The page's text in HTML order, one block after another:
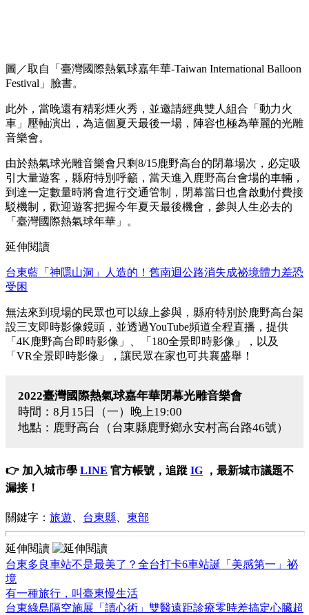
圖／取自「臺灣國際熱氣球嘉年華-Taiwan International Balloon
Festival」臉書。
此外，當晚還有精彩煙火秀，並邀請經典雙人組合「動力火
車」壓軸演出，為這個夏天最後一場，陣容也極為華麗的光雕
音樂會。
由於熱氣球光雕音樂會只剩8/15鹿野高台的閉幕場次，必定吸
引大量遊客，縣府特別呼籲，當天進入鹿野高台會場的車輛，
到達一定數量時將會進行交通管制，閉幕當日也會啟動付費接
駁機制，歡迎遊客把握今年夏天最後機會，參與人生必去的
「臺灣國際熱氣球年華」。
延伸閱讀
台東藍「神隱山洞」人造的！舊南迴公路消失成祕境體力差恐
受困
無法來到現場的民眾也可以線上參與，縣府特別於鹿野高台架
設三支即時影像鏡頭，並透過YouTube頻道全程直播，提供
「4K鹿野高台即時影像」、「180全景即時影像」，以及
「VR全景即時影像」，讓民眾在家也可共襄盛舉！
2022臺灣國際熱氣球嘉年華閉幕光雕音樂會
時間：8月15日（一）晚上19:00
地點：鹿野高台（台東縣鹿野鄉永安村高台路46號）
👉 加入城市學 LINE 官方帳號，追蹤 IG ，最新城市議題不
漏接！
關鍵字： 旅遊 台東縣 東部
延伸閱讀
台東多良車站不是最美了？全台打卡6車站誕「美感第一」祕
境
有一種旅行，叫臺東慢生活
台東綠島隔空施展「讀心術」雙醫遠距診療零時差搞定心臟超